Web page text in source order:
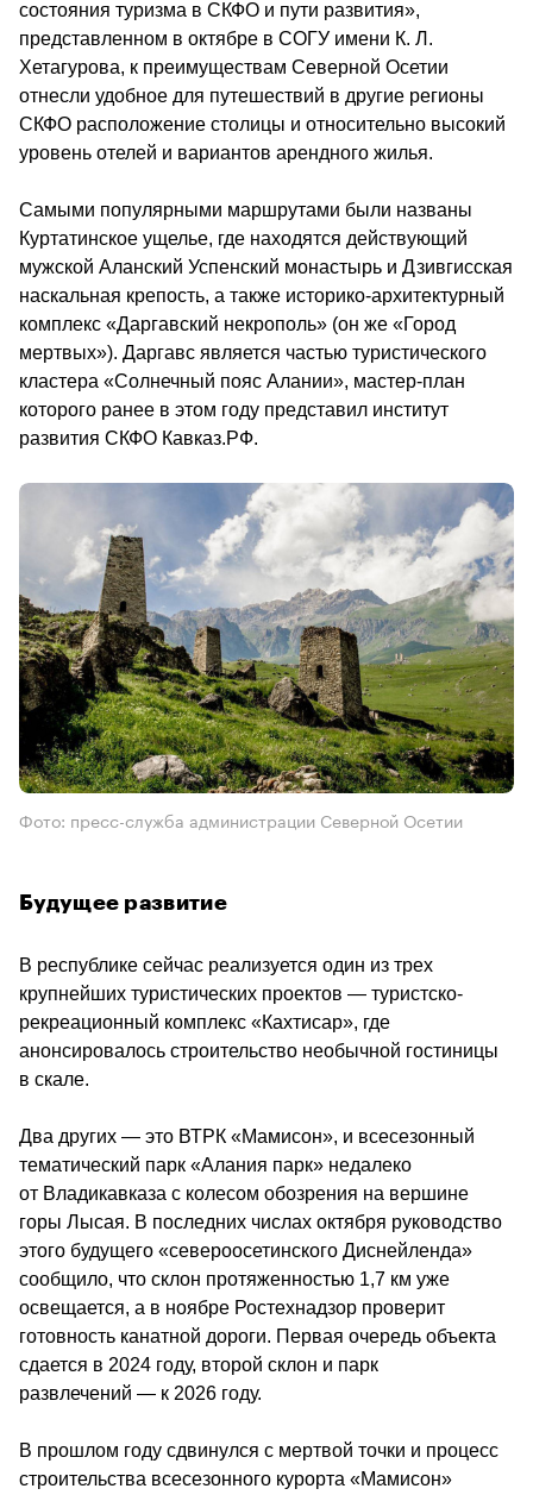
состояния туризма в СКФО и пути развития»,
представленном в октябре в СОГУ имени К. Л.
Хетагурова, к преимуществам Северной Осетии
отнесли удобное для путешествий в другие регионы
СКФО расположение столицы и относительно высокий
уровень отелей и вариантов арендного жилья.
Самыми популярными маршрутами были названы
Куртатинское ущелье, где находятся действующий
мужской Аланский Успенский монастырь и Дзивгисская
наскальная крепость, а также историко-архитектурный
комплекс «Даргавский некрополь» (он же «Город
мертвых»). Даргавс является частью туристического
кластера «Солнечный пояс Алании», мастер-план
которого ранее в этом году представил институт
развития СКФО Кавказ.РФ.
Фото: пресс-служба администрации Северной Осетии
Будущее развитие
В республике сейчас реализуется один из трех
крупнейших туристических проектов — туристско-
рекреационный комплекс «Кахтисар», где
анонсировалось строительство необычной гостиницы
в скале.
Два других — это ВТРК «Мамисон», и всесезонный
тематический парк «Алания парк» недалеко
от Владикавказа c колесом обозрения на вершине
горы Лысая. В последних числах октября руководство
этого будущего «североосетинского Диснейленда»
сообщило, что склон протяженностью 1,7 км уже
освещается, а в ноябре Ростехнадзор проверит
готовность канатной дороги. Первая очередь объекта
сдается в 2024 году, второй склон и парк
развлечений — к 2026 году.
В прошлом году сдвинулся с мертвой точки и процесс
строительства всесезонного курорта «Мамисон»